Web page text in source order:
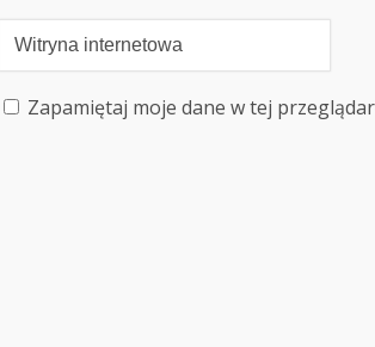
Zapamiętaj moje dane w tej